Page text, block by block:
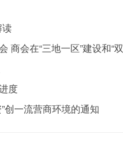
商会在“三地一区”建设和“双
度
创一流营商环境的通知